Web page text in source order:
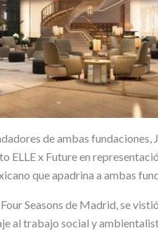
de ambas
ELLE x Future en
que apadrina a ambas
Seasons de Madrid, se
al trabajo social y